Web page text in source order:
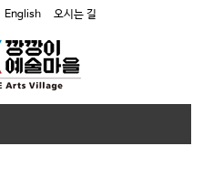
English 오시는 길